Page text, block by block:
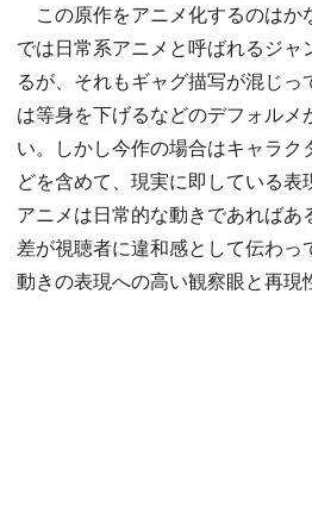
この原作をアニメ化するのはか
では日常系アニメと呼ばれるジャ
るが、それもギャグ描写が混じ
は等身を下げるなどのデフォルメ
い。しかし今作の場合はキャラク
どを含めて、現実に即している表
アニメは日常的な動きであればあ
差が視聴者に違和感として伝わっ
動きの表現への高い観察眼と再現